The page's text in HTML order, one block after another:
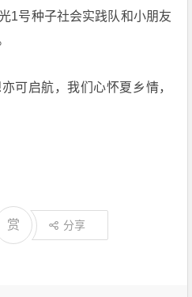
1号种子社会实践队和小朋友
启航，我们心怀夏乡情，
赏 分享